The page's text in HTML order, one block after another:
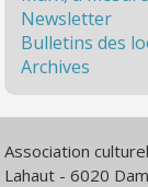
Newsletter
Bulletins des
Archives
Association
Lahaut - 6020